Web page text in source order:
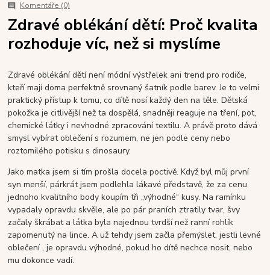
Komentáře (0)
Zdravé oblékání dětí: Proč kvalita
rozhoduje víc, než si myslíme
Zdravé oblékání dětí není módní výstřelek ani trend pro rodiče,
kteří mají doma perfektně srovnaný šatník podle barev. Je to velmi
praktický přístup k tomu, co dítě nosí každý den na těle. Dětská
pokožka je citlivější než ta dospělá, snadněji reaguje na tření, pot,
chemické látky i nevhodné zpracování textilu. A právě proto dává
smysl vybírat oblečení s rozumem, ne jen podle ceny nebo
roztomilého potisku s dinosaury.
Jako matka jsem si tím prošla docela poctivě. Když byl můj první
syn menší, párkrát jsem podlehla lákavé představě, že za cenu
jednoho kvalitního body koupím tři „výhodné“ kusy. Na ramínku
vypadaly opravdu skvěle, ale po pár praních ztratily tvar, švy
začaly škrábat a látka byla najednou tvrdší než ranní rohlík
zapomenutý na lince. A už tehdy jsem začla přemýslet, jestli levné
oblečení , je opravdu výhodné, pokud ho dítě nechce nosit, nebo
mu dokonce vadí.